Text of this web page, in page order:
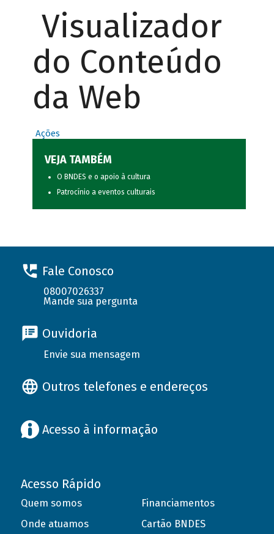
Visualizador
do Conteúdo
da Web
Ações
VEJA TAMBÉM
O BNDES e o apoio à cultura
Patrocínio a eventos culturais
Fale Conosco
08007026337
Mande sua pergunta
Ouvidoria
Envie sua mensagem
Outros telefones e endereços
Acesso à informação
Acesso Rápido
Quem somos
Onde atuamos
Financiamentos
Cartão BNDES